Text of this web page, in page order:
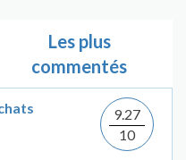
Les plus
commentés
9.27
10